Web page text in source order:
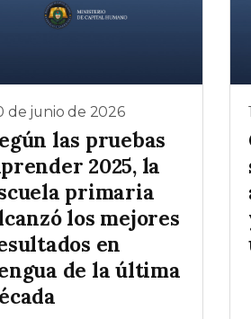
de junio de 2026
las pruebas
2025, la
primaria
los mejores
en
de la última